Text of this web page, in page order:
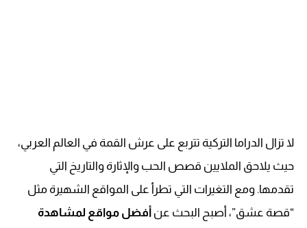
لا تزال الدراما التركية تتربع على عرش القمة في العالم العربي،
حيث يلاحق الملايين قصص الحب والإثارة والتاريخ التي
تقدمها. ومع التغيرات التي تطرأ على المواقع الشهيرة مثل
“قصة عشق”، أصبح البحث عن أفضل مواقع لمشاهدة